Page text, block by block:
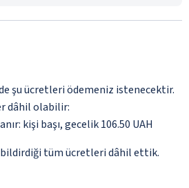
şu ücretleri ödemeniz istenecektir.
dâhil olabilir:
kişi başı, gecelik 106.50 UAH
tüm ücretleri dâhil ettik.